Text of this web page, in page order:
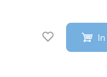
Auf den